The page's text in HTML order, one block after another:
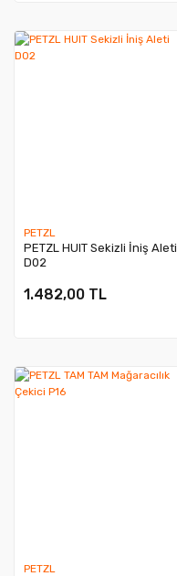
PETZL
PETZL HUIT Sekizli İniş Aleti
D02
1.482,00 TL
PETZL